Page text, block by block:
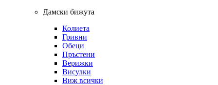
Дамски бижута
Колиета
Гривни
Обеци
Пръстени
Верижки
Висулки
Виж всички